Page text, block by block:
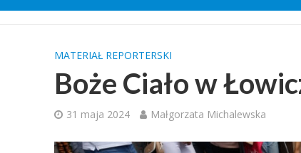
MATERIAŁ REPORTERSKI
Boże Ciało w
31 maja 2024 Małgorzata Michalewska